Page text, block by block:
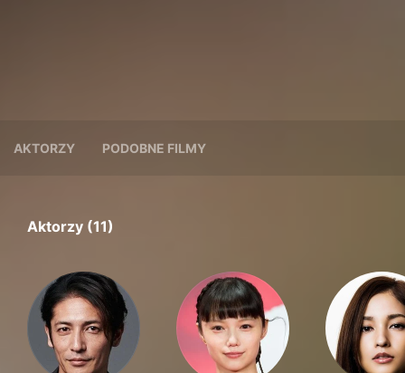
AKTORZY PODOBNE FILMY
Aktorzy (11)